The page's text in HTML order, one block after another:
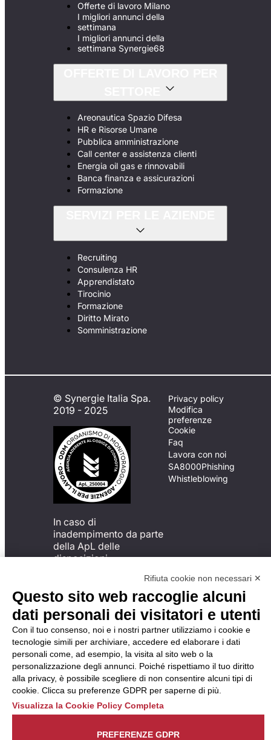
Offerte di lavoro Milano
I migliori annunci della
settimana
I migliori annunci della
settimana Synergie68
Areonautica Spazio Difesa
HR e Risorse Umane
Pubblica amministrazione
Call center e assistenza clienti
Energia oil gas e rinnovabili
Banca finanza e assicurazioni
Formazione
Recruiting
Consulenza HR
Apprendistato
Tirocinio
Formazione
Diritto Mirato
Somministrazione
© Synergie Italia Spa.
2019 - 2025
In caso di
inadempimento da parte
della ApL delle
disposizioni
possibile presentare un
reclamo
all’Organismo di
Monitoraggio utilizzando
una delle modalità
descritte al seguente
indirizzo web
https://odm-
agenzielavoro.it/reclami/.
Privacy policy
Modifica
preferenze
Cookie
Faq
Lavora con noi
SA8000Phishing
Whistleblowing
Rifiuta cookie non necessari ✕
Questo sito web raccoglie alcuni
dati personali dei visitatori e utenti
Con il tuo consenso, noi e i nostri partner utilizziamo i cookie e
tecnologie simili per archiviare, accedere ed elaborare i dati
personali come, ad esempio, la visita al sito web o la
personalizzazione degli annunci. Poiché rispettiamo il tuo diritto
alla privacy, è possibile scegliere di non consentire alcuni tipi di
cookie. Clicca su preferenze GDPR per saperne di più.
Visualizza la Cookie Policy Completa
PREFERENZE GDPR